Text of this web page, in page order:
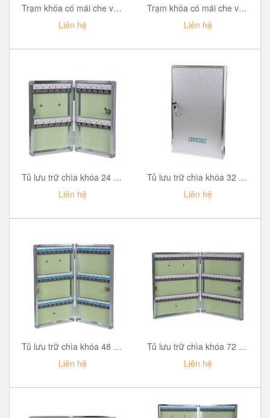
Trạm khóa có mái che với 5 móc treo ổ khóa PROLOCKEY LS01
Liên hệ
Trạm khóa có mái che với 10 móc treo ổ khóa PROLOCKEY LS02
Liên hệ
Tủ lưu trữ chìa khóa 24 móc treo chìa LOCKEY KB24
Liên hệ
Tủ lưu trữ chìa khóa 32 móc treo chìa LOCKEY KB32
Liên hệ
Tủ lưu trữ chìa khóa 48 móc treo chìa LOCKEY KB48
Liên hệ
Tủ lưu trữ chìa khóa 72 móc treo chìa LOCKEY KB72
Liên hệ